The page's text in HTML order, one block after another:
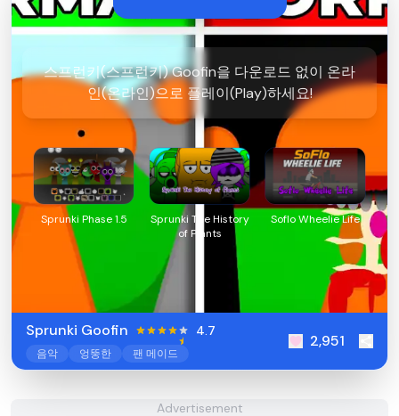
스프런키(스프런키) Goofin을 다운로드 없이 온라
인(온라인)으로 플레이(Play)하세요!
Sprunki Phase 1.5
Sprunki The History
of Plants
Soflo Wheelie Life
Sprunki Goofin 4.7
음악 엉뚱한 팬 메이드
2,951
Advertisement